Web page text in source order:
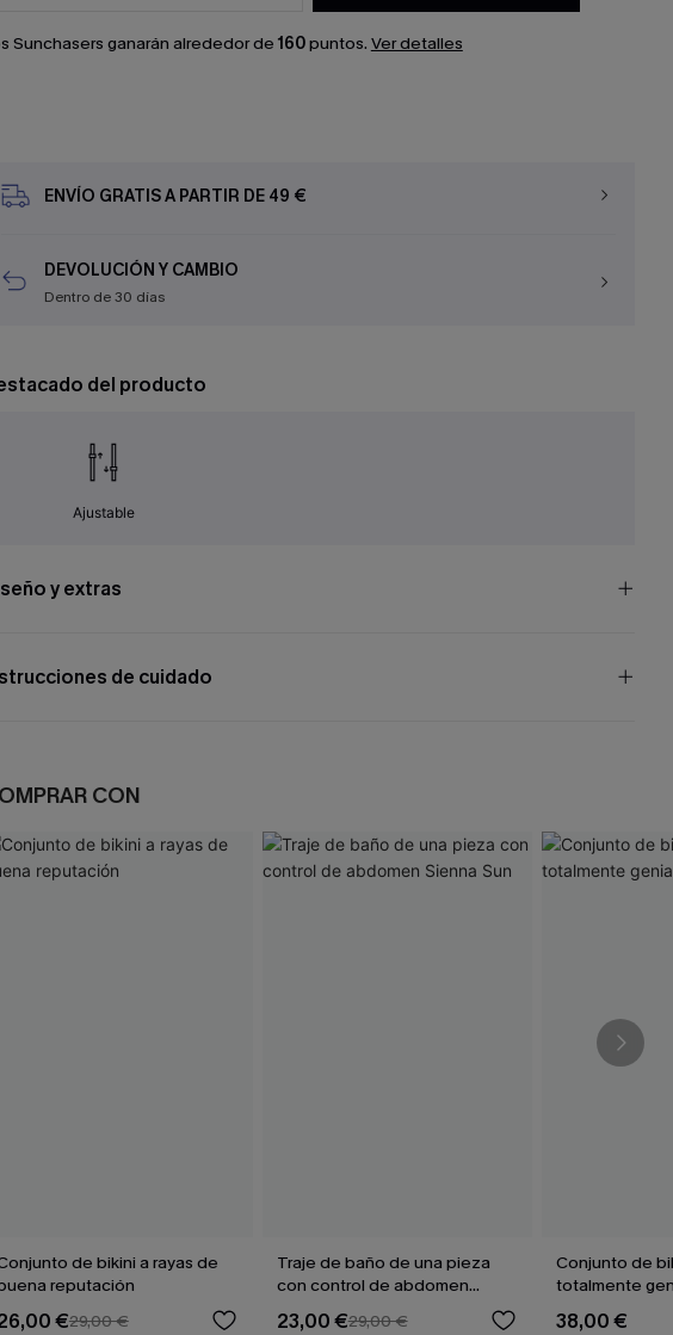
Sunchasers ganarán alrededor de 160puntos. Ver detalles
ENVÍO GRATIS A PARTIR DE 49 €
DEVOLUCIÓN Y CAMBIO
Dentro de 30 días
del producto
Ajustable
y extras
de cuidado
CON
de bikini a rayas de
reputación
€29,00 €
Traje de baño de una pieza
con control de abdomen
Sienna Sun
23,00 €29,00 €
Conjunto de
totalmente
38,00 €